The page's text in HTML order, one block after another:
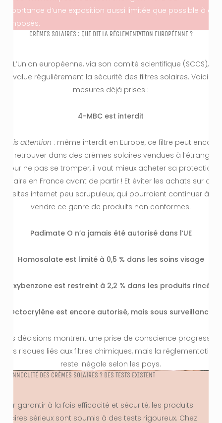
d’une exposition aussi limitée que possible à ces
CRÈMES SOLAIRES : QUE DIT LA RÉGLEMENTATION EUROPÉENNE ?
L’Union européenne, via son comité scientifique (SCCS),
réévalue régulièrement la sécurité des filtres solaires. Voici les
mesures déjà prises :
4-MBC est interdit
Mais attention : même interdit en Europe, ce filtre peut encore
se retrouver dans des crèmes solaires vendues à l’étranger.
Pour ne pas se tromper, il vaut mieux acheter sa protection
solaire en France avant de partir ! Et éviter les achats sur des
sites internet peu scrupuleux, qui pourraient continuer à
vendre ce genre de produits non conformes.
Padimate O n’a jamais été autorisé dans l’UE
Homosalate est limité à 0,5 % dans les soins visage
Oxybenzone est restreint à 2,2 % dans les produits rincés
Octocrylène est encore autorisé, mais sous surveillance
Ces décisions montrent une prise de conscience progressive
des risques liés aux filtres chimiques, mais la réglementation
reste inégale selon les pays.
L’INNOCUITÉ DES CRÈMES SOLAIRES ? DES TESTS EXISTENT
garantir à la fois efficacité et sécurité, les produits
sérieux sont soumis à des tests rigoureux. Chez